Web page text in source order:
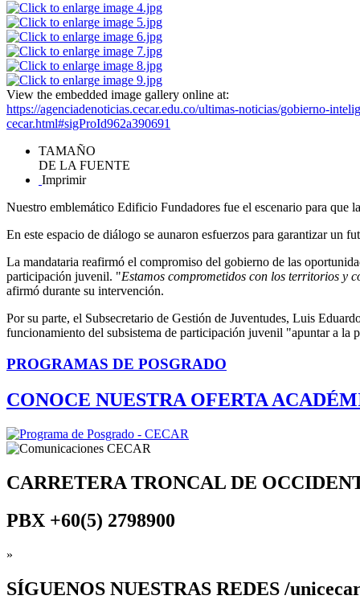
View the embedded image gallery online at:
https://agenciadenoticias.cecar.edu.co/ultimas-noticias/gobierno-
cecar.html#sigProId962a390691
TAMAÑO
DE LA FUENTE
Imprimir
Nuestro emblemático Edificio Fundadores fue el escenario para que
En este espacio de diálogo se aunaron esfuerzos para garantizar un
La mandataria reafirmó el compromiso del gobierno de las
participación juvenil. "Estamos comprometidos con los territorios y
afirmó durante su intervención.
Por su parte, el Subsecretario de Gestión de Juventudes, Luis
funcionamiento del subsistema de participación juvenil "apuntar a la
PROGRAMAS DE POSGRADO
CONOCE NUESTRA OFERTA
CARRETERA TRONCAL DE
PBX +60(5) 2798900
»
SÍGUENOS NUESTRAS REDES /